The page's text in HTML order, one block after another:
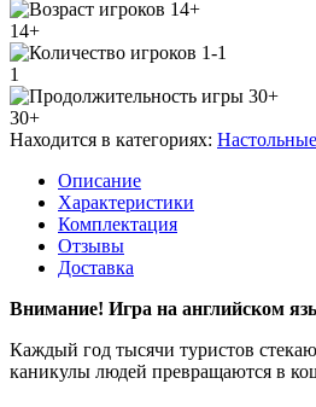
14+
1
30+
Находится в категориях:
Описание
Характеристики
Комплектация
Отзывы
Доставка
Внимание! Игра на английском
Каждый год тысячи туристов
каникулы людей превращаются в